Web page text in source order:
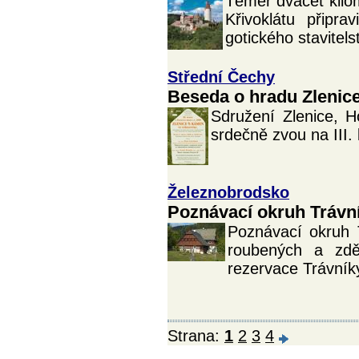
Křivoklátu
gotického
Střední Čechy
Beseda o hradu
Sdružení Zlenice,
srdečně zvou na III.
Železnobrodsko
Poznávací okruh
Poznávací okruh
roubených a
rezervace
Strana: 1 2 3 4